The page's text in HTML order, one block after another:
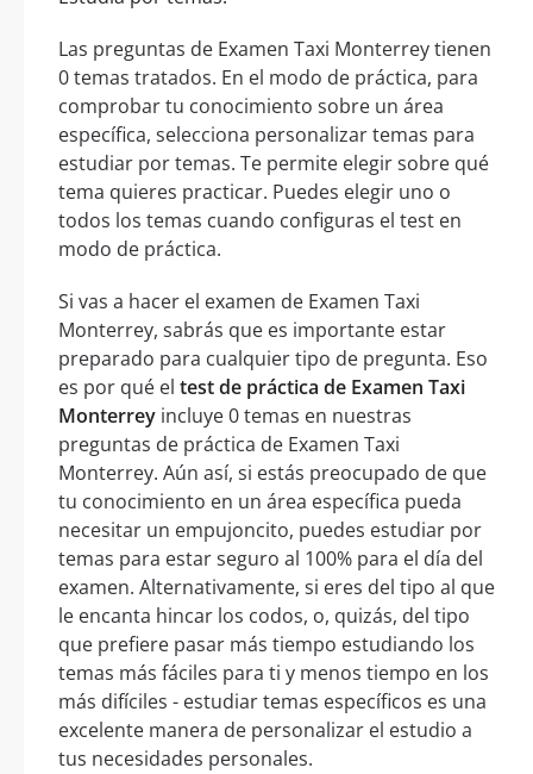
Las preguntas de Examen Taxi Monterrey tienen
0 temas tratados. En el modo de práctica, para
comprobar tu conocimiento sobre un área
específica, selecciona personalizar temas para
estudiar por temas. Te permite elegir sobre qué
tema quieres practicar. Puedes elegir uno o
todos los temas cuando configuras el test en
modo de práctica.
Si vas a hacer el examen de Examen Taxi
Monterrey, sabrás que es importante estar
preparado para cualquier tipo de pregunta. Eso
es por qué el test de práctica de Examen Taxi
Monterrey incluye 0 temas en nuestras
preguntas de práctica de Examen Taxi
Monterrey. Aún así, si estás preocupado de que
tu conocimiento en un área específica pueda
necesitar un empujoncito, puedes estudiar por
temas para estar seguro al 100% para el día del
examen. Alternativamente, si eres del tipo al que
le encanta hincar los codos, o, quizás, del tipo
que prefiere pasar más tiempo estudiando los
temas más fáciles para ti y menos tiempo en los
más difíciles - estudiar temas específicos es una
excelente manera de personalizar el estudio a
tus necesidades personales.